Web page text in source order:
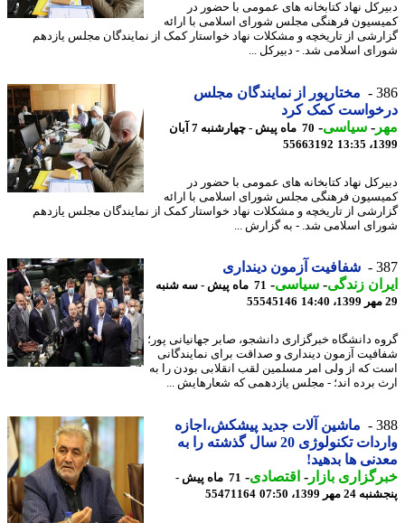
نهاد کتابخانه‏ های عمومی با حضور در
فرهنگی مجلس شورای اسلامی با ارائه
از تاریخچه و مشکلات نهاد خواستار کمک از نمایندگان مجلس یازدهم
اسلامی شد. - دبیرکل ...
مختارپور از نمایندگان مجلس
کمک کرد
-سیاسی-
70 ماه پیش - چهارشنبه 7 آبان
55663192
نهاد کتابخانه‏ های عمومی با حضور در
فرهنگی مجلس شورای اسلامی با ارائه
از تاریخچه و مشکلات نهاد خواستار کمک از نمایندگان مجلس یازدهم
اسلامی شد. - به گزارش ...
شفافیت آزمون دینداری
زندگی-سیاسی-
71 ماه پیش - سه شنبه
55545146
دانشگاه خبرگزاری دانشجو، صابر جهانیانی پور؛
آزمون دینداری و صداقت برای نمایندگانی
که از ولی امر مسلمین لقب انقلابی بودن را به
برده اند؛ - مجلس یازدهمی که شعارهایش ...
ماشین آلات جدید پیشکش،اجازه
واردات تکنولوژی 20 سال گذشته را به
ها بدهید!
بازار- اقتصادی-
71 ماه پیش -
مهر 1399، 07:50
55471164